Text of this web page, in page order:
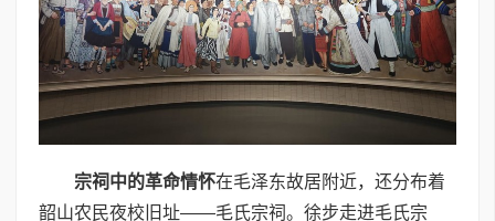
宗祠中的革命情怀在毛泽东故居附近，还分布着
韶山农民夜校旧址——毛氏宗祠。徐步走进毛氏宗